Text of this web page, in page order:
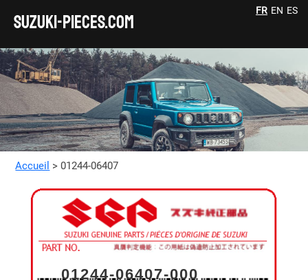
SUZUKI-pieces.com
FR EN ES
Accueil > 01244-06407
01244-06407-000